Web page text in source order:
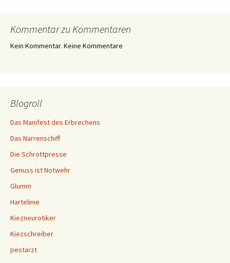
Kommentar zu Kommentaren
Kein Kommentar. Keine Kommentare
Blogroll
Das Manifest des Erbrechens
Das Narrenschiff
Die Schrottpresse
Genuss ist Notwehr
Glumm
Hartelinie
Kiezneurotiker
Kiezschreiber
pestarzt